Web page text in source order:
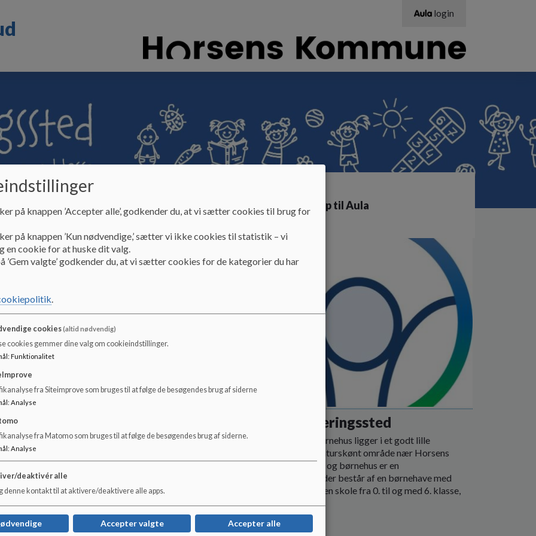
login
& dagtilbud Fællesbestyrelsen Ny i Søvind Hjælp til Aula
Børnehuset består af dagplejen, vuggestue &
børnehave
Læs mere
Et samlet læringssted
Søvind Skole og børnehus ligger i et godt lille
landsbymiljø i et naturskønt område nær Horsens
Fjord. Søvind skole og børnehus er en
samdriftsordning, der består af en børnehave med
vuggestuepladser, en skole fra 0. til og med 6. klasse,
samt en SFO.
Læs mere
på knappen ’Accepter alle’, godkender du, at vi sætter cookies til brug for
på knappen ’Kun nødvendige,’ sætter vi ikke cookies til statistik – vi
en cookie for at huske dit valg.
’Gem valgte’ godkender du, at vi sætter cookies for de kategorier du har
.
cookies(altid nødvendig)
cookies gemmer dine valg om cookieindstillinger.
: Funktionalitet
fra Siteimprove som bruges til at følge de besøgendes brug af siderne
: Analyse
fra Matomo som bruges til at følge de besøgendes brug af siderne.
: Analyse
deaktivér alle
denne kontakt til at aktivere/deaktivere alle apps.
Accepter valgte Accepter alle